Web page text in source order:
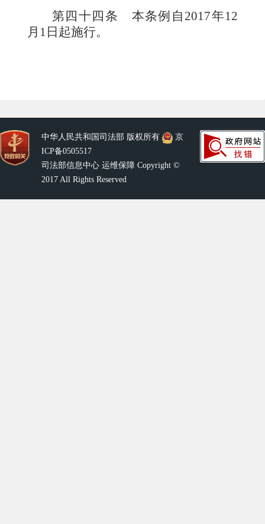
第四十四条 本条例自 2017年12
月 1 日起施行。
中华人民共和国司法部 版权所有
京
ICP备0505517
司法部信息中心 运维保障 Copyright ©
2017 All Rights Reserved